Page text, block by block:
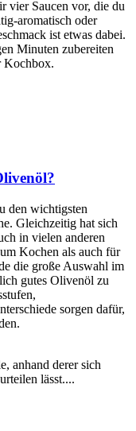
vier Saucen vor, die du
aromatisch oder
ist etwas dabei.
Minuten zubereiten
Kochbox.
den wichtigsten
Gleichzeitig hat sich
in vielen anderen
Kochen als auch für
die große Auswahl im
gutes Olivenöl zu
sorgen dafür,
anhand derer sich
lässt....